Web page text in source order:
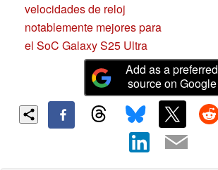
velocidades de reloj
notablemente mejores para
el SoC Galaxy S25 Ultra
Add as a preferred
source on Google